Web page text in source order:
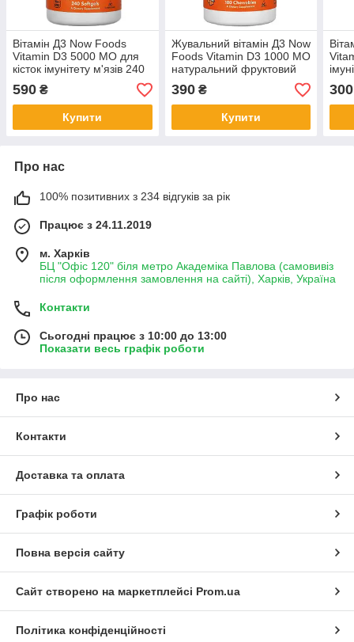
Вітамін Д3 Now Foods
Vitamin D3 5000 МО для
кісток імунітету м'язів 240
капсул
590 ₴
Купити
Жувальний вітамін Д3 Now
Foods Vitamin D3 1000 МО
натуральний фруктовий
смак 180 таблеток
390₴
Купити
180
300
Про нас
100% позитивних з 234 відгуків за рік
Працює з 24.11.2019
м. Харків
БЦ "Офіс 120" біля метро Академіка Павлова (самовивіз
після оформлення замовлення на сайті), Харків, Україна
Контакти
Сьогодні працює з 10:00 до 13:00
Показати весь графік роботи
Про нас
Контакти
Доставка та оплата
Графік роботи
Повна версія сайту
Сайт створено на маркетплейсі Prom.ua
Політика конфіденційності